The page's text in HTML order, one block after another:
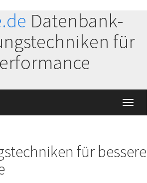
Datenbank-
für
für bessere